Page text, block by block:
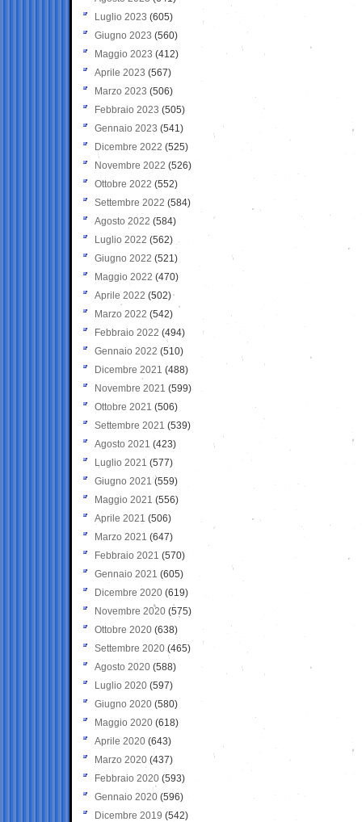
Luglio 2023 (605)
Giugno 2023 (560)
Maggio 2023 (412)
Aprile 2023 (567)
Marzo 2023 (506)
Febbraio 2023 (505)
Gennaio 2023 (541)
Dicembre 2022 (525)
Novembre 2022 (526)
Ottobre 2022 (552)
Settembre 2022 (584)
Agosto 2022 (584)
Luglio 2022 (562)
Giugno 2022 (521)
Maggio 2022 (470)
Aprile 2022 (502)
Marzo 2022 (542)
Febbraio 2022 (494)
Gennaio 2022 (510)
Dicembre 2021 (488)
Novembre 2021 (599)
Ottobre 2021 (506)
Settembre 2021 (539)
Agosto 2021 (423)
Luglio 2021 (577)
Giugno 2021(559)
Maggio 2021 (556)
Aprile 2021 (506)
Marzo 2021 (647)
Febbraio 2021 (570)
Gennaio 2021 (605)
Dicembre 2020 (619)
Novembre 2020 (575)
Ottobre 2020 (638)
Settembre 2020(465)
Agosto 2020 (588)
Luglio 2020 (597)
Giugno 2020 (580)
Maggio 2020 (618)
Aprile 2020 (643)
Marzo 2020 (437)
Febbraio 2020 (593)
Gennaio 2020 (596)
Dicembre 2019 (542)